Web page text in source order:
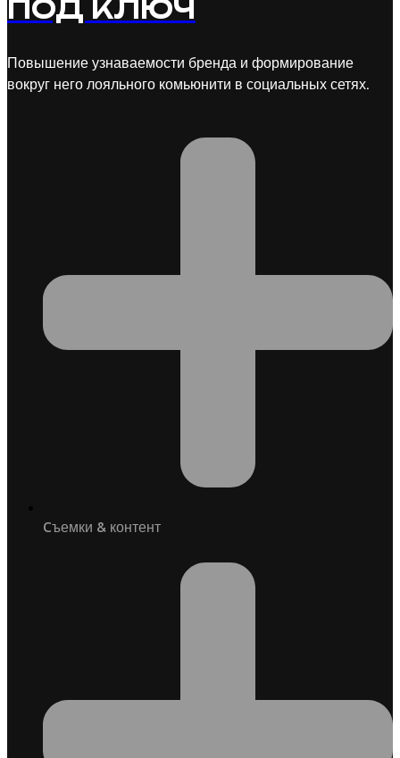
ПОД КЛЮЧ
Повышение узнаваемости бренда и формирование
вокруг него лояльного комьюнити в социальных сетях.
Cъемки & контент